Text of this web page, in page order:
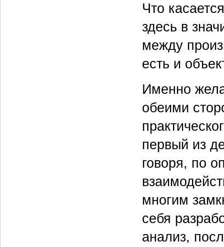
Что
здесь в
между
есть и
Именно
обеими
первый из
говоря, по
многим
себя
анализ,